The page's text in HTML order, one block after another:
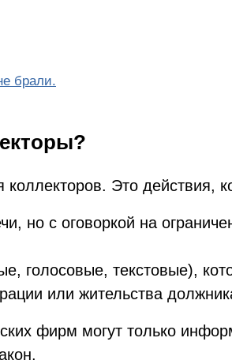
брали.
Это действия,
но с оговоркой на
голосовые, текстовые),
или жительства
фирм могут только